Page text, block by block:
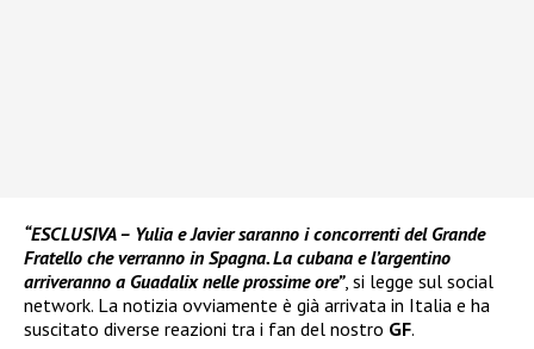
“ESCLUSIVA – Yulia e Javier saranno i concorrenti del Grande
Fratello che verranno in Spagna. La cubana e l’argentino
arriveranno a Guadalix nelle prossime ore”, si legge sul social
network. La notizia ovviamente è già arrivata in Italia e ha
suscitato diverse reazioni tra i fan del nostro GF.